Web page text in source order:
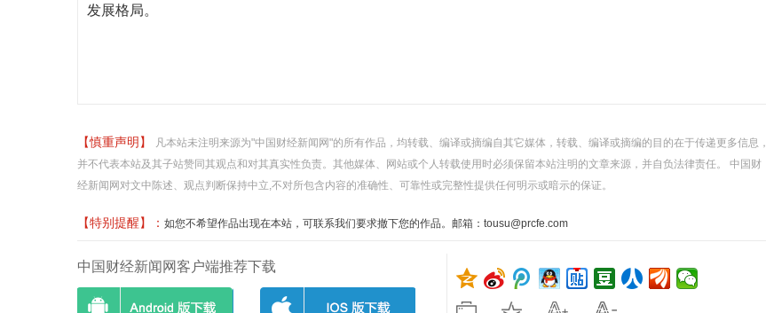
发展格局。
【慎重声明】
凡本站未注明来源为"中国财经新闻网"的所有作品，均转载、编译或摘编自其它媒体，转载、编译或摘编的目的在于传递更多信息，
并不代表本站及其子站赞同其观点和对其真实性负责。其他媒体、网站或个人转载使用时必须保留本站注明的文章来源，并自负法律责任。 中国财
经新闻网对文中陈述、观点判断保持中立,不对所包含内容的准确性、可靠性或完整性提供任何明示或暗示的保证。
【特别提醒】： 如您不希望作品出现在本站，可联系我们要求撤下您的作品。邮箱：tousu@prcfe.com
中国财经新闻网客户端推荐下载